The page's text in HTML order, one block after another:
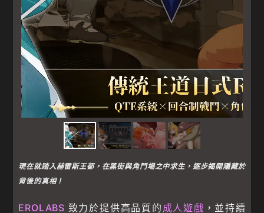
現在就踏入赫雷斯王都，在黑街與角鬥場之中求生，逐步揭開隱藏於
背後的真相！
EROLABS 致力於提供高品質的 成人遊戲 ，並持續